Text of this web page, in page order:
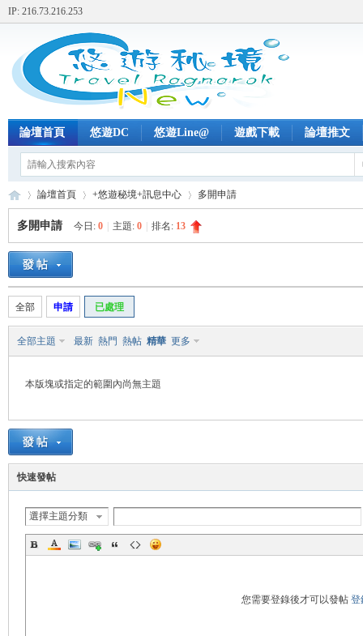
IP: 216.73.216.253
論壇首頁 悠遊DC 悠遊Line@ 遊戲下載 論壇推文
悠
»
論壇首頁 +悠遊秘境+訊息中心 多開申請
多開申請 今日: 0 主題: 0 排名: 13
全部 申請 已處理
全部主題 最新 熱門 熱帖 精華 更多
本版塊或指定的範圍內尚無主題
快速發帖
選擇主題分類
您需要登錄後才可以發帖 登